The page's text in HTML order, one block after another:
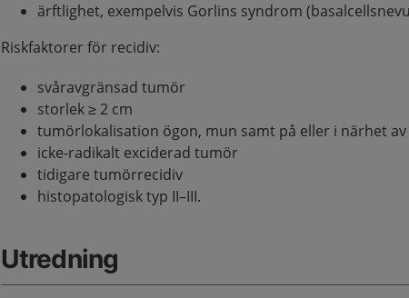
ärftlighet, exempelvis Gorlins syndrom
Riskfaktorer för recidiv:
svåravgränsad tumör
storlek ≥ 2 cm
tumörlokalisation ögon, mun samt på eller i närhet
icke-radikalt exciderad tumör
tidigare tumörrecidiv
histopatologisk typ II–III.
Utredning